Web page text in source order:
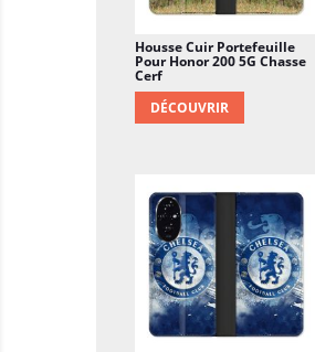
Housse Cuir Portefeuille
Pour Honor 200 5G Chasse
Cerf
DÉCOUVRIR